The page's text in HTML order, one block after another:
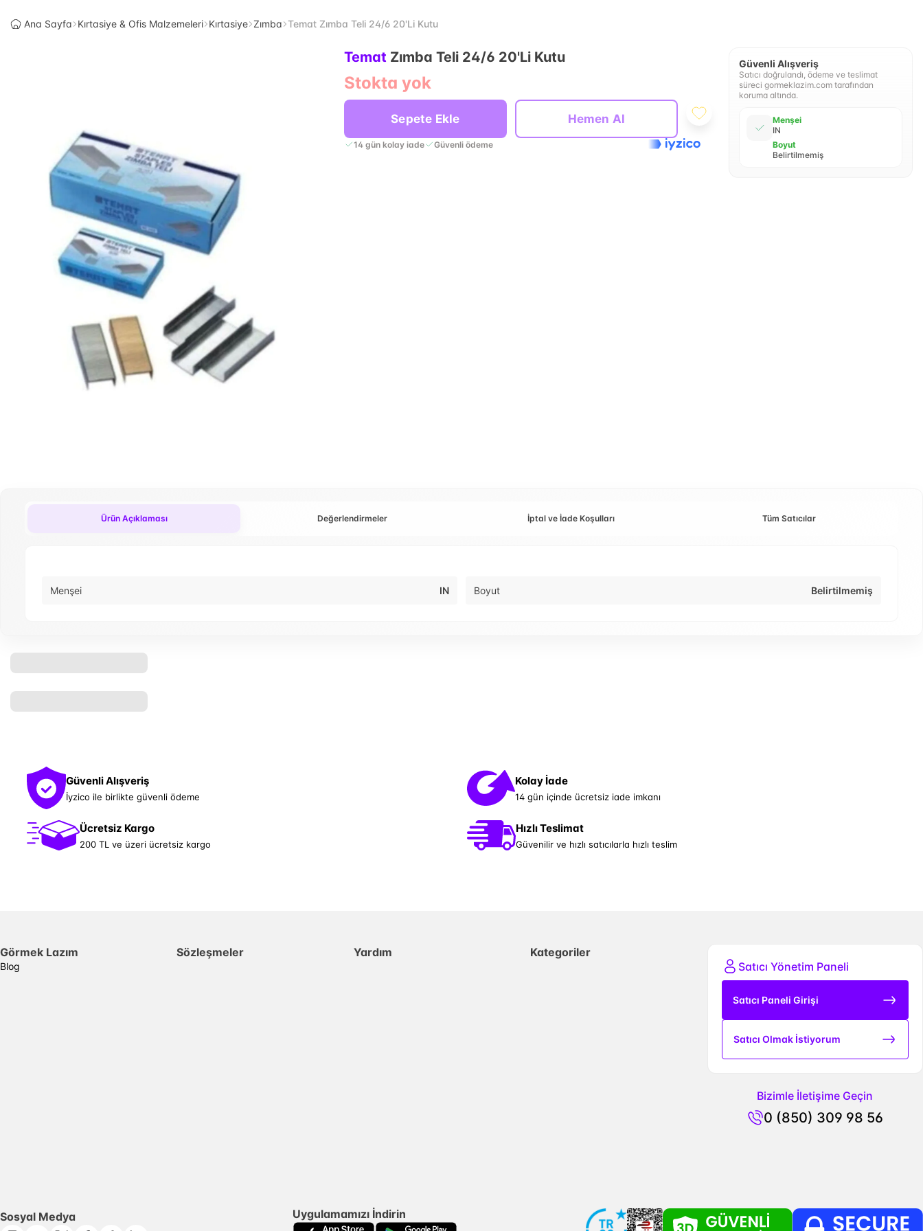
Ana Sayfa Kırtasiye & Ofis Malzemeleri Kırtasiye Zımba Temat Zımba Teli 24/6 20'Li Kutu
Temat Zımba Teli 24/6 20'Li Kutu
Stokta yok
Sepete Ekle Hemen Al
14 gün kolay iade Güvenli ödeme
Güvenli Alışveriş
Satıcı doğrulandı, ödeme ve teslimat
süreci gormeklazim.com tarafından
koruma altında.
Menşei
IN
Boyut
Belirtilmemiş
Ürün Açıklaması Değerlendirmeler İptal ve İade Koşulları Tüm Satıcılar
Menşei IN Boyut Belirtilmemiş
Güvenli Alışveriş
İyzico ile birlikte güvenli ödeme
Kolay İade
14 gün içinde ücretsiz iade imkanı
Ücretsiz Kargo
200 TL ve üzeri ücretsiz kargo
Hızlı Teslimat
Güvenilir ve hızlı satıcılarla hızlı teslim
Görmek Lazım
Blog
Sözleşmeler Yardım
Kategoriler
Satıcı Yönetim Paneli
Satıcı Paneli Girişi
Satıcı Olmak İstiyorum
Bizimle İletişime Geçin
0 (850) 309 98 56
Sosyal Medya Uygulamamızı İndirin